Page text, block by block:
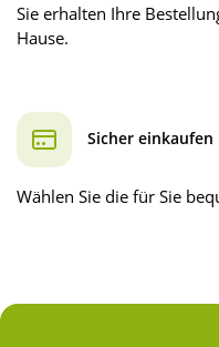
Sie erhalten Ihre
Hause.
Sicher einkaufen
Wählen Sie die für Sie